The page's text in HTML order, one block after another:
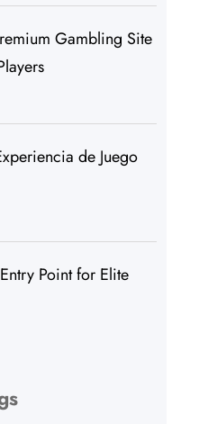
Gambling Site
de Juego
Point for Elite